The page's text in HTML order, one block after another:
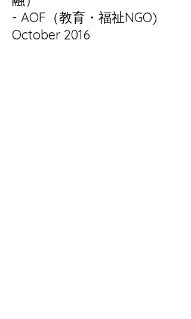
- AOF（教育・福祉NGO)
October 2016